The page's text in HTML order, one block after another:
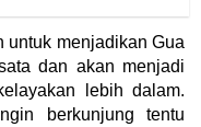
untuk menjadikan Gua
dan akan menjadi
lebih dalam.
berkunjung tentu